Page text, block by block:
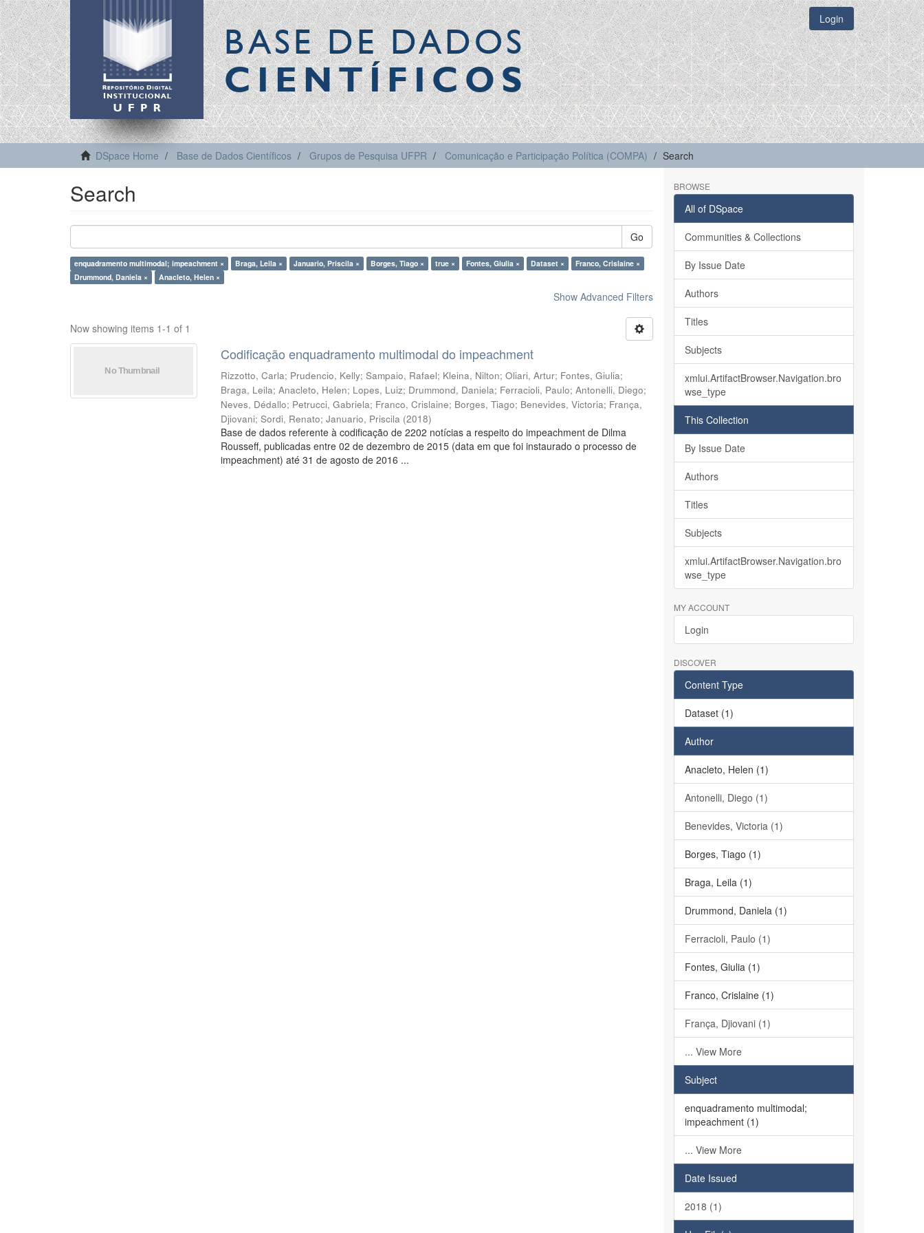
BASE DE DADOS
CIENTÍFICOS
Login
DSpace Home Base de Dados Científicos Grupos de Pesquisa UFPR Comunicação e Participação Política (COMPA) Search
Search
Go
enquadramento multimodal; impeachment × Braga, Leila × Januario, Priscila × Borges, Tiago × true × Fontes, Giulia × Dataset ×
Franco, Crislaine ×
Drummond, Daniela ×
Anacleto, Helen ×
Show Advanced Filters
Now showing items 1-1 of 1
Codificação enquadramento multimodal do impeachment
Rizzotto, Carla; Prudencio, Kelly;Sampaio, Rafael; Kleina, Nilton;Oliari, Artur; Fontes, Giulia;
Braga, Leila;Anacleto, Helen; Lopes, Luiz; Drummond, Daniela; Ferracioli, Paulo;Antonelli, Diego;
Neves, Dédallo; Petrucci, Gabriela; Franco, Crislaine; Borges, Tiago; Benevides, Victoria; França,
Djiovani;Sordi, Renato;Januario, Priscila (2018)
Base de dados referente à codificação de 2202 notícias a respeito do impeachment de Dilma
Rousseff, publicadas entre 02 de dezembro de 2015 (data em que foi instaurado o processo de
impeachment) até 31 de agosto de 2016 ...
BROWSE
All of DSpace
Communities & Collections
By Issue Date
Authors
Titles
Subjects
xmlui.ArtifactBrowser.Navigation.bro
wse_type
This Collection
By Issue Date
Authors
Titles
Subjects
xmlui.ArtifactBrowser.Navigation.bro
wse_type
MY ACCOUNT
Login
DISCOVER
Content Type
Dataset (1)
Author
Anacleto, Helen (1)
Antonelli, Diego (1)
Benevides, Victoria (1)
Borges, Tiago (1)
Braga, Leila (1)
Drummond, Daniela (1)
Ferracioli, Paulo (1)
Fontes, Giulia (1)
Franco, Crislaine (1)
França, Djiovani (1)
... View More
Subject
enquadramento multimodal;
impeachment (1)
... View More
Date Issued
2018 (1)